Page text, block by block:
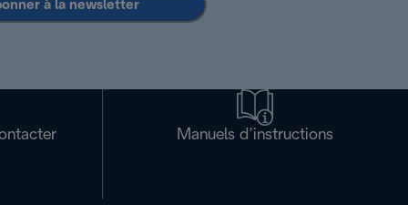
à la newsletter
Manuels d’instructions